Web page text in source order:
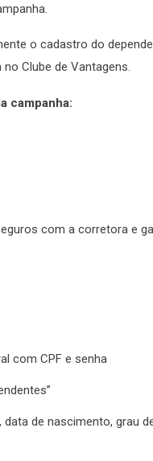
o cadastro do
Clube de Vantagens.
campanha:
com a corretora e
com CPF e senha
de nascimento, grau